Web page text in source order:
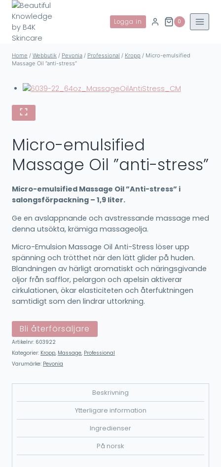
Skip
content
Logga in 0
Home / Webbutik / Pevonia / Professional / Kropp / Micro-emulsified
Massage Oil ”anti-stress”
Micro-emulsified
Massage Oil ”anti-stress”
Micro-emulsified Massage Oil ”Anti-stress” i
salongsförpackning – 1,9 liter.
Ge en avslappnande och avstressande massage med
denna utsökta, krämiga massageolja.
Micro-Emulsion Massage Oil Anti-Stress löser upp
spänning och trötthet när den lätt glider på huden.
Blandningen av härligt aromatiskt och näringsgivande
oljor från safflor, pelargon och apelsin aktiverar
cirkulationen, ökar elasticiteten och återfuktningen
samtidigt som den lindrar uttorkning.
Bli återförsäljare
Artikelnr: 603922
Kategorier: Kropp, Massage, Professional
Varumärke: Pevonia
Beskrivning
Ytterligare information
Ingredienser
På norsk